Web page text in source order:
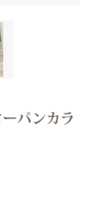
ーパンカラ